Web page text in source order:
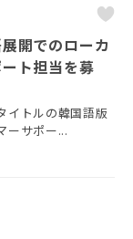
開でのローカ
ト担当を募
イトルの韓国語版
ーサポー...